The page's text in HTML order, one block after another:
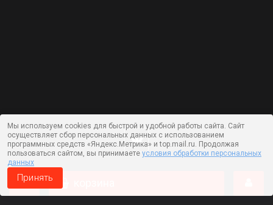
Мы используем cookies для быстрой и удобной работы сайта. Сайт
осуществляет сбор персональных данных с использованием
программных средств «Яндекс.Метрика» и top.mail.ru. Продолжая
пользоваться сайтом, вы принимаете условия обработки персональных
данных
Принять